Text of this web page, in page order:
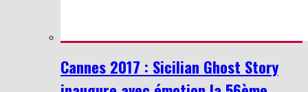
Cannes 2017 : Sicilian Ghost Story